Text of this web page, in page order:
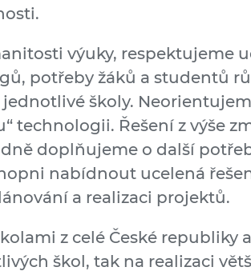
výuky, respektujeme
potřeby žáků a studentů
školy.
technologii. Řešení z výše
doplňujeme o další
nabídnout ucelená
a realizaci projektů.
z celé České republiky
škol, tak na realizaci